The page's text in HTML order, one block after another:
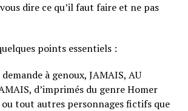
dire ce qu’il faut faire et ne pas
points essentiels :
demande à genoux, JAMAIS, AU
d’imprimés du genre Homer
ou tout autres personnages fictifs que